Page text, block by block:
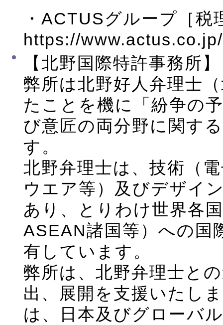
・ACTUSグループ［
https://www.actus.co.jp/
【北野国際特許事務所】
弊所は北野好人弁理士
たことを機に「紛争の
び意匠の両分野に関す
す。
北野弁理士は、技術（
ウエア等）及びデザイ
あり、とりわけ世界各
ASEAN諸国等）への国
有しています。
弊所は、北野弁理士と
出、展開を支援いたし
は、日本及びグローバ